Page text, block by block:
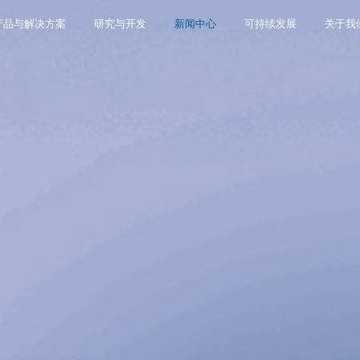
品与解决方案 研究与开发 新闻中心 可持续发展 关于我